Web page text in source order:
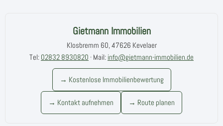
Gietmann Immobilien
Klosbremm 60, 47626 Kevelaer
Tel: 02832 8930820 · Mail: info@gietmann-immobilien.de
→ Kostenlose Immobilienbewertung
→ Kontakt aufnehmen → Route planen